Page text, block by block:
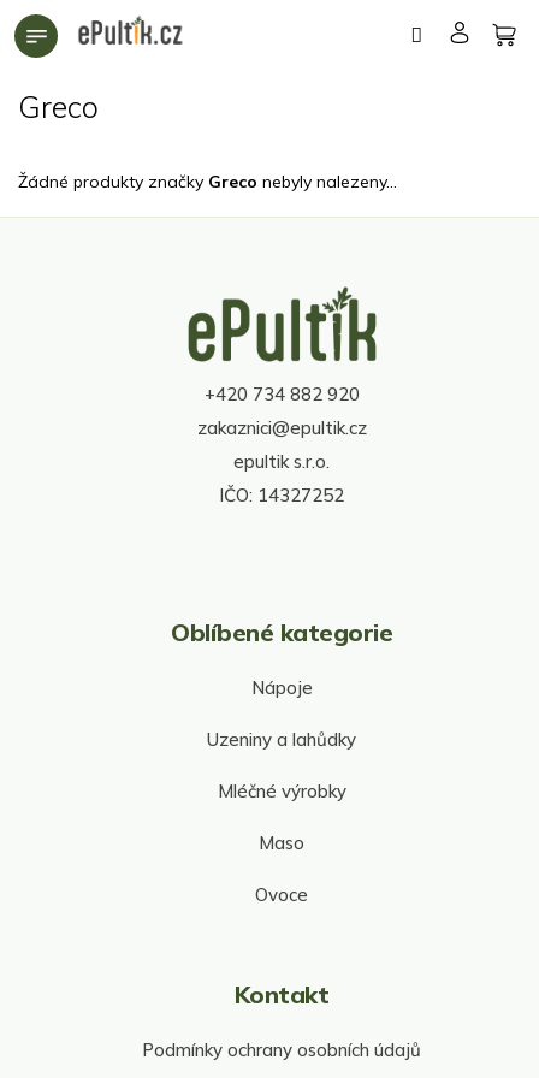
Přejít
na
Greco
Žádné produkty značky Greco nebyly nalezeny...
+420 734 882 920
zakaznici@epultik.cz
epultik s.r.o.
IČO: 14327252
Oblíbené kategorie
Nápoje
Uzeniny a lahůdky
Mléčné výrobky
Maso
Ovoce
Kontakt
Podmínky ochrany osobních údajů